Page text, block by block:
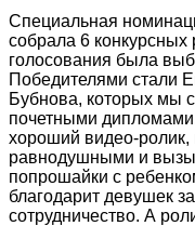
Специальная
собрала 6
голосования была
Победителями стали
Бубнова, которых мы
почетными
хороший видео-ролик,
равнодушными и
попрошайки с
благодарит девушек
сотрудничество. А